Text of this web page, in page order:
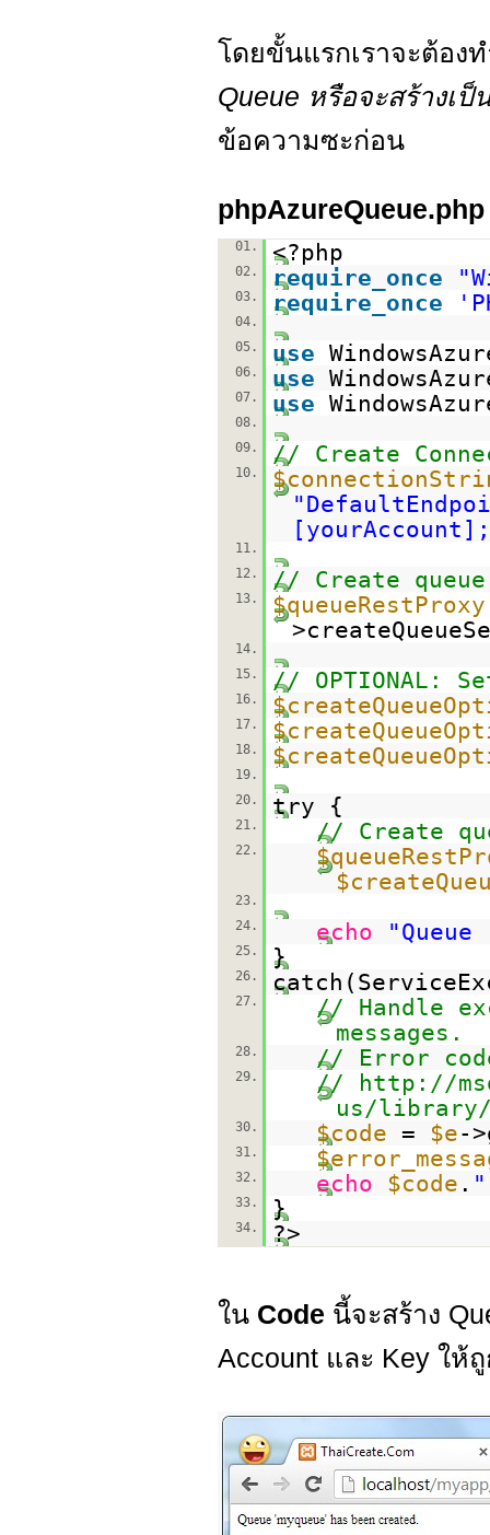
โดยขั้นแรกเราจะต้อง
Queue หรือจะสร้างเป็
ข้อความซะก่อน
phpAzureQueue.php
01. <?php
02. require_once
03. require_once
04.
05.
use
06. use
07. use
08.
09.
// Create
10.
11.
12.
// Create queue
13.
$queueRestProxy
14.
15.
// OPTIONAL:
16.
17.
18.
19.
20.
try {
21. // Create
22.
23.
24.
echo
25. }
26.
27.
// Handle
messages.
28. // Error
29. // http://
us/library/
30. $code = $e-
31.
32. echo $code .
33. }
34. ?>
ใน Code นี้จะสร้าง
Account และ Key ให้